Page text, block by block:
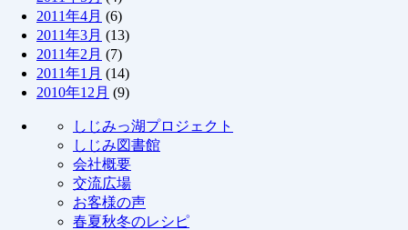
2011年4月 (6)
2011年3月 (13)
2011年2月 (7)
2011年1月 (14)
2010年12月 (9)
しじみっ湖プロジェクト
しじみ図書館
会社概要
交流広場
お客様の声
春夏秋冬のレシピ